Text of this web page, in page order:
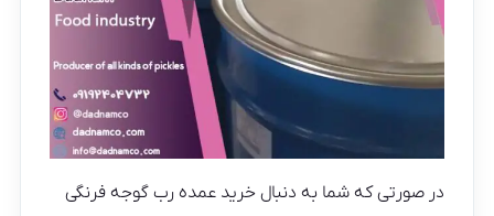
در صورتی که شما به دنبال خرید عمده رب گوجه فرنگی